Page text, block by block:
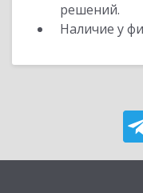
решений.
Наличие у